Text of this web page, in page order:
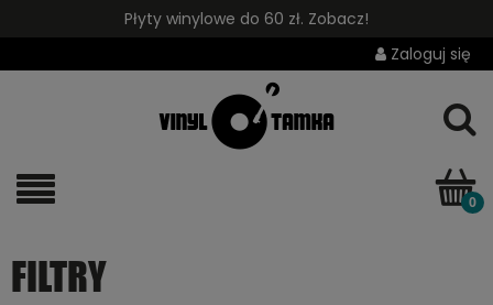
Płyty winylowe do 60 zł. Zobacz!
Zaloguj się
FILTRY